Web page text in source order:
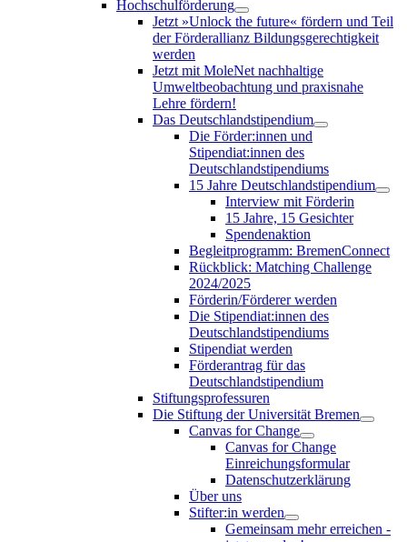
Hochschulförderung
Jetzt »Unlock the future« fördern und Teil
der Förderallianz Bildungsgerechtigkeit
werden
Jetzt mit MoleNet nachhaltige
Umweltbeobachtung und praxisnahe
Lehre fördern!
Das Deutschlandstipendium
Die Förder:innen und
Stipendiat:innen des
Deutschlandstipendiums
15 Jahre Deutschlandstipendium
Interview mit Förderin
15 Jahre, 15 Gesichter
Spendenaktion
Begleitprogramm: BremenConnect
Rückblick: Matching Challenge
2024/2025
Förderin/Förderer werden
Die Stipendiat:innen des
Deutschlandstipendiums
Stipendiat werden
Förderantrag für das
Deutschlandstipendium
Stiftungsprofessuren
Die Stiftung der Universität Bremen
Canvas for Change
Canvas for Change
Einreichungsformular
Datenschutzerklärung
Über uns
Stifter:in werden
Gemeinsam mehr erreichen -